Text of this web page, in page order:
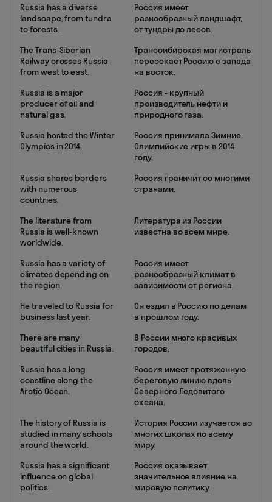
Russia has a diverse
landscape, from tundra
to forests.
Россия имеет
разнообразный ландшафт,
от тундры до лесов.
The Trans-Siberian
Railway crosses Russia
from west to east.
Транссибирская магистраль
пересекает Россию с запада
на восток.
Russia is a major
producer of oil and
natural gas.
Россия - крупный
производитель нефти и
природного газа.
Russia hosted the Winter
Olympics in 2014.
Россия принимала Зимние
Олимпийские игры в 2014
году.
Russia shares borders
with numerous
countries.
Россия граничит со многими
странами.
The literature from
Russia is well-known
worldwide.
Литература из России
известна во всем мире.
Russia has a variety of
climates depending on
the region.
Россия имеет
разнообразный климат в
зависимости от региона.
He traveled to Russia for
business last year.
Он ездил в Россию по делам
в прошлом году.
There are many
beautiful cities in Russia.
В России много красивых
городов.
Russia has a long
coastline along the
Arctic Ocean.
Россия имеет протяженную
береговую линию вдоль
Северного Ледовитого
океана.
The history of Russia is
studied in many schools
around the world.
История России изучается во
многих школах по всему
миру.
Russia has a significant
influence on global
politics.
Россия оказывает
значительное влияние на
мировую политику.